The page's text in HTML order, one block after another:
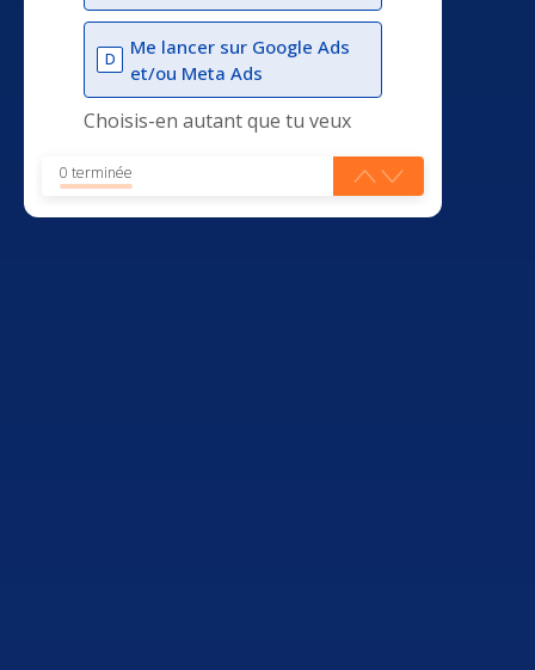
D
Me lancer sur Google Ads
et/ou Meta Ads
Choisis-en autant que tu veux
0 terminée